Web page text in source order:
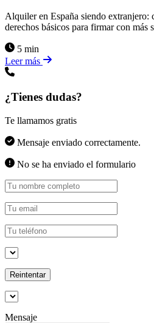
Alquiler en España siendo extranjero:
derechos básicos para firmar con más
5 min
Leer más
¿Tienes dudas?
Te llamamos gratis
Mensaje enviado correctamente.
No se ha enviado el formulario
Reintentar
Mensaje